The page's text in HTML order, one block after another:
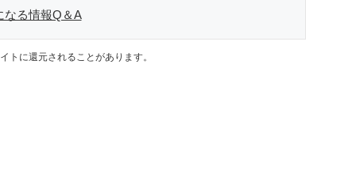
なる情報Q＆A
に還元されることがあります。